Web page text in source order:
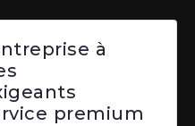
à
premium